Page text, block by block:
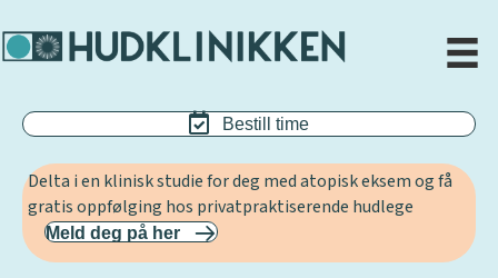
Bestill time
Delta i en klinisk studie for deg med atopisk eksem og få
gratis oppfølging hos privatpraktiserende hudlege
Meld deg på her